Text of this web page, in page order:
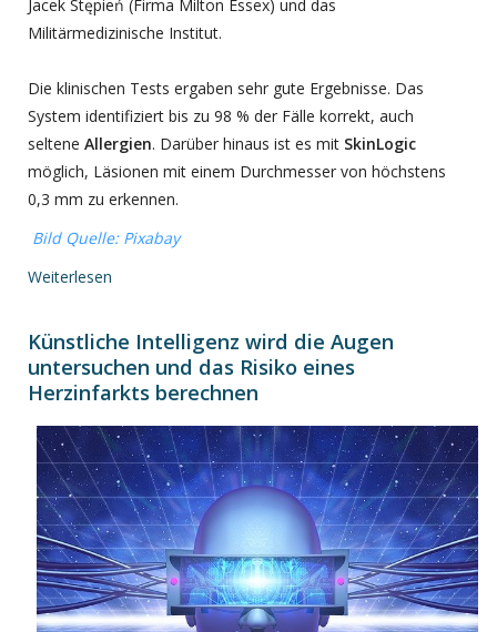
Jacek Stępień (Firma Milton Essex) und das
Militärmedizinische Institut.
Die klinischen Tests ergaben sehr gute Ergebnisse. Das
System identifiziert bis zu 98 % der Fälle korrekt, auch
seltene Allergien. Darüber hinaus ist es mit SkinLogic
möglich, Läsionen mit einem Durchmesser von höchstens
0,3 mm zu erkennen.
Bild Quelle: Pixabay
Weiterlesen
Künstliche Intelligenz wird die Augen
untersuchen und das Risiko eines
Herzinfarkts berechnen